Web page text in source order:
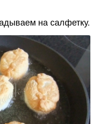
на салфетку.